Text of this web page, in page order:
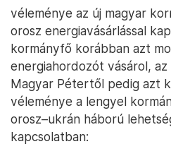
véleménye az új magyar
orosz energiavásárlással
kormányfő korábban azt
energiahordozót vásárol,
Magyar Pétertől pedig azt
véleménye a lengyel
orosz–ukrán háború
kapcsolatban: